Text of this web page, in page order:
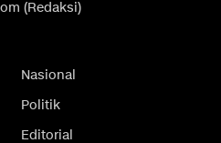
(Redaksi)
Nasional
Politik
Editorial